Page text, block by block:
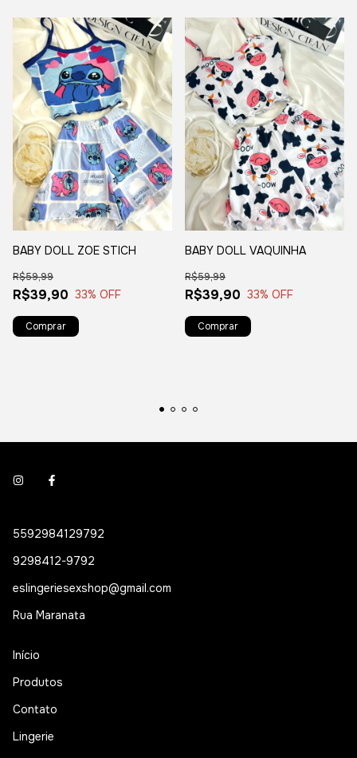
BABY DOLL ZOE STICH
R$39,90
R$59,99
33% OFF
BABY DOLL VAQUINHA
R$39,90
R$59,99
33% OFF
5592984129792
9298412-9792
eslingeriesexshop@gmail.com
Rua Maranata
Início
Produtos
Contato
Lingerie